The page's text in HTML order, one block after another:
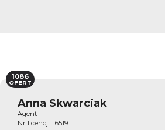
Anna Skwarciak
Agent
Nr licencji: 16519
1086
OFERT